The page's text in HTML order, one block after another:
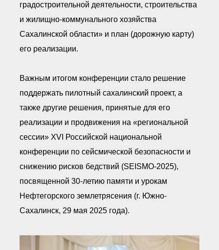
градостроительной деятельности, строительства
и жилищно-коммунального хозяйства
Сахалинской области» и план (дорожную карту)
его реализации.
Важным итогом конференции стало решение
поддержать пилотный сахалинский проект, а
также другие решения, принятые для его
реализации и продвижения на «региональной
сессии» XVI Российской национальной
конференции по сейсмической безопасности и
снижению рисков бедствий (SEISMO-2025),
посвященной 30-летию памяти и урокам
Нефтегорского землетрясения (г. Южно-
Сахалинск, 29 мая 2025 года).